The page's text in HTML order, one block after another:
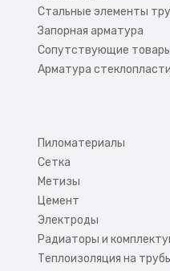
Стальные элементы
Запорная арматура
Сопутствующие
Арматура
Пиломатериалы
Сетка
Метизы
Цемент
Электроды
Радиаторы и
Теплоизоляция на